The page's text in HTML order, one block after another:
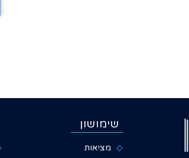
שימושון
מציאות